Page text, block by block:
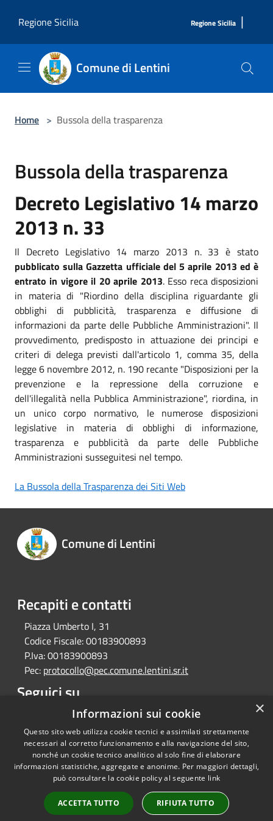
Regione Sicilia
Regione Sicilia |
Comune di Lentini
Home > Bussola della trasparenza
Bussola della trasparenza
Decreto Legislativo 14 marzo
2013 n. 33
Il Decreto Legislativo 14 marzo 2013 n. 33 è stato
pubblicato sulla Gazzetta ufficiale del 5 aprile 2013 ed è
entrato in vigore il 20 aprile 2013. Esso reca disposizioni
in materia di "Riordino della disciplina riguardante gli
obblighi di pubblicità, trasparenza e diffusione di
informazioni da parte delle Pubbliche Amministrazioni". Il
provvedimento, predisposto in attuazione dei principi e
criteri di delega previsti dall'articolo 1, comma 35, della
legge 6 novembre 2012, n. 190 recante "Disposizioni per la
prevenzione e la repressione della corruzione e
dell'illegalità nella Pubblica Amministrazione", riordina, in
un unico corpo normativo, le numerose disposizioni
legislative in materia di obblighi di informazione,
trasparenza e pubblicità da parte delle Pubbliche
Amministrazioni susseguitesi nel tempo.
La Bussola della Trasparenza dei Siti Web
Comune di Lentini
Recapiti e contatti
Piazza Umberto I, 31
Codice Fiscale:00183900893
P.Iva:00183900893
Pec: protocollo@pec.comune.lentini.sr.it
Seguici su
Facebook
RSS
Accessibilità
Regione Sicilia
×
Informazioni sui cookie
Questo sito web utilizza cookie tecnici e assimilati strettamente
necessari al corretto funzionamento e alla navigazione del sito,
nonché un cookie tecnico analitico al solo fine di elaborare
informazioni statistiche, aggregate e anonime. Per maggiori dettagli,
può consultare la cookie policy al seguente link
ACCETTA TUTTO RIFIUTA TUTTO